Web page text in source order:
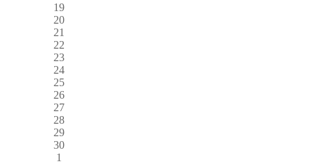
19
20
21
22
23
24
25
26
27
28
29
30
1